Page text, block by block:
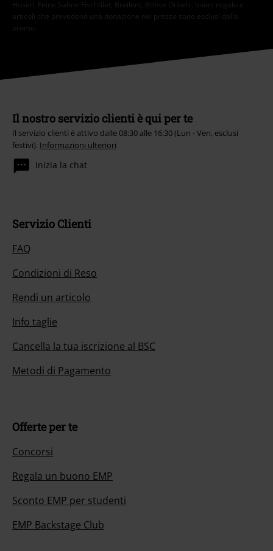
Hosen, Feine Sahne Fischfilet, Broilers, Böhse Onkelz, buoni regalo e
articoli che prevedono una donazione nel prezzo sono esclusi dalla
promo.
Il nostro servizio clienti è qui per te
Il servizio clienti è attivo dalle 08:30 alle 16:30 (Lun - Ven, esclusi
festivi). Informazioni ulteriori
Inizia la chat
Servizio Clienti
FAQ
Condizioni di Reso
Rendi un articolo
Info taglie
Cancella la tua iscrizione al BSC
Metodi di Pagamento
Offerte per te
Concorsi
Regala un buono EMP
Sconto EMP per studenti
EMP Backstage Club